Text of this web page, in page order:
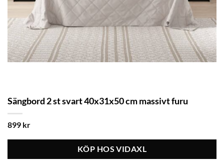
Sängbord 2 st svart 40x31x50 cm massivt furu
899 kr
KÖP HOS VIDAXL